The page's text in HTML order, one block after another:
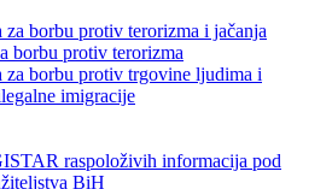
za borbu protiv terorizma i jačanja
borbu protiv terorizma
za borbu protiv trgovine ljudima i
imigracije
raspoloživih informacija pod
BiH